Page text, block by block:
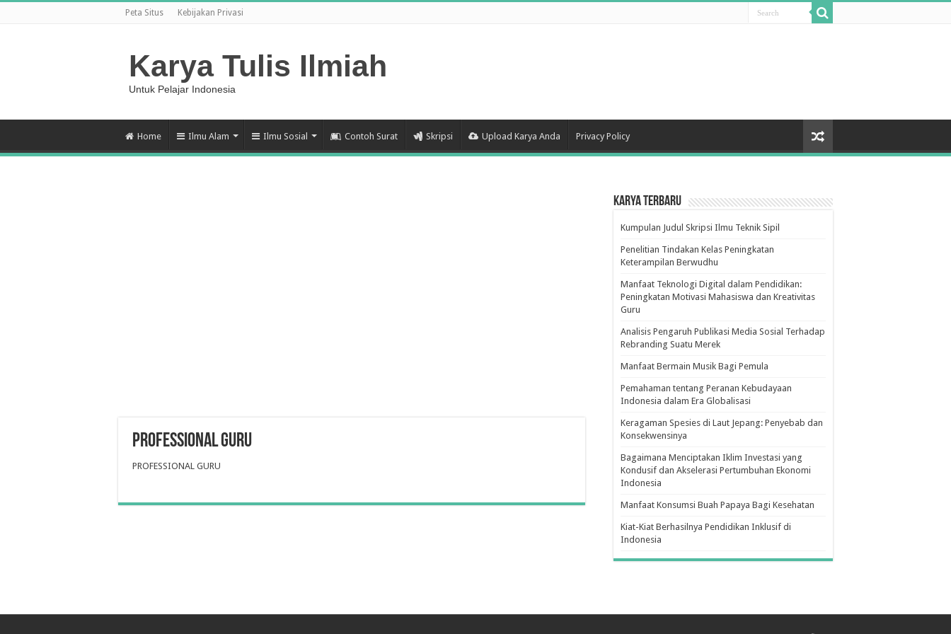
Peta Situs Kebijakan Privasi
Karya Tulis Ilmiah
Untuk Pelajar Indonesia
Home Ilmu Alam Ilmu Sosial Contoh Surat Skripsi Upload Karya Anda Privacy Policy
PROFESSIONAL GURU
PROFESSIONAL GURU
Karya Terbaru
Kumpulan Judul Skripsi Ilmu Teknik Sipil
Penelitian Tindakan Kelas Peningkatan
Keterampilan Berwudhu
Manfaat Teknologi Digital dalam Pendidikan:
Peningkatan Motivasi Mahasiswa dan Kreativitas
Guru
Analisis Pengaruh Publikasi Media Sosial Terhadap
Rebranding Suatu Merek
Manfaat Bermain Musik Bagi Pemula
Pemahaman tentang Peranan Kebudayaan
Indonesia dalam Era Globalisasi
Keragaman Spesies di Laut Jepang: Penyebab dan
Konsekwensinya
Bagaimana Menciptakan Iklim Investasi yang
Kondusif dan Akselerasi Pertumbuhan Ekonomi
Indonesia
Manfaat Konsumsi Buah Papaya Bagi Kesehatan
Kiat-Kiat Berhasilnya Pendidikan Inklusif di
Indonesia